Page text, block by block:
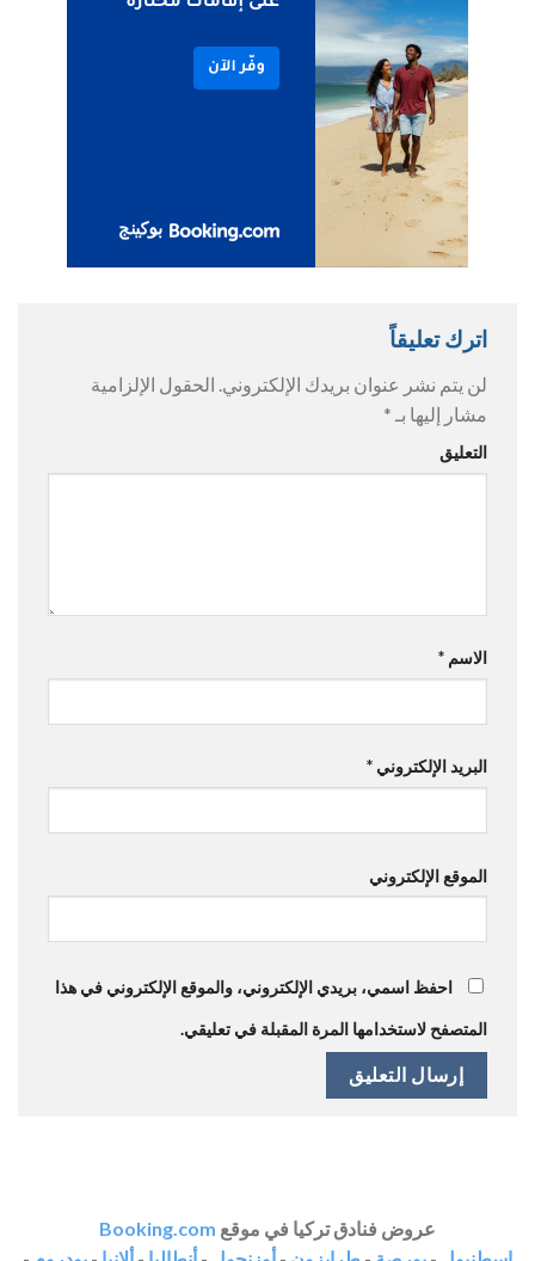
اترك تعليقاً
لن يتم نشر عنوان بريدك الإلكتروني. الحقول الإلزامية
مشار إليها بـ *
التعليق
الاسم *
البريد الإلكتروني *
الموقع الإلكتروني
احفظ اسمي، بريدي الإلكتروني، والموقع الإلكتروني في هذا
المتصفح لاستخدامها المرة المقبلة في تعليقي.
عروض فنادق تركيا في موقع Booking.com